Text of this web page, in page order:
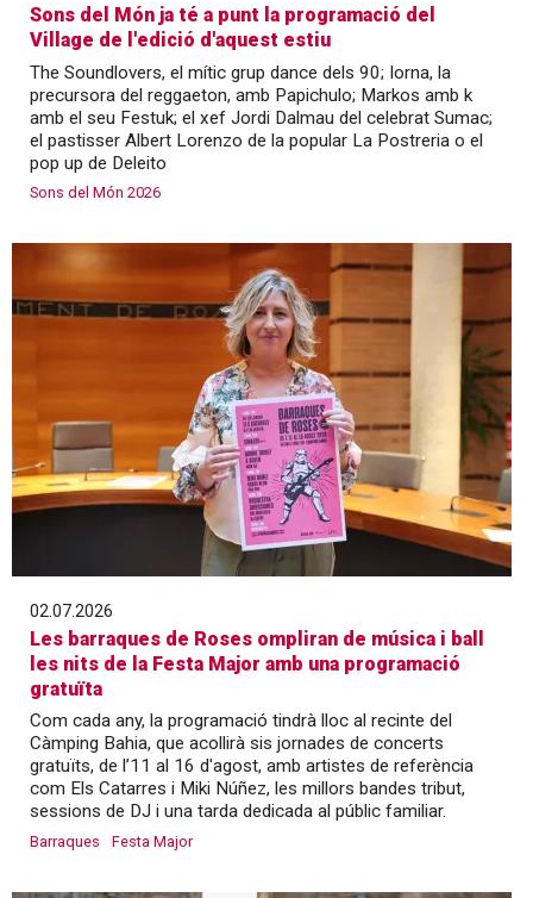
Sons del Món ja té a punt la programació del
Village de l'edició d'aquest estiu
The Soundlovers, el mític grup dance dels 90; Iorna, la
precursora del reggaeton, amb Papichulo; Markos amb k
amb el seu Festuk; el xef Jordi Dalmau del celebrat Sumac;
el pastisser Albert Lorenzo de la popular La Postreria o el
pop up de Deleito
Sons del Món 2026
02.07.2026
Les barraques de Roses ompliran de música i ball
les nits de la Festa Major amb una programació
gratuïta
Com cada any, la programació tindrà lloc al recinte del
Càmping Bahia, que acollirà sis jornades de concerts
gratuïts, de l’11 al 16 d'agost, amb artistes de referència
com Els Catarres i Miki Núñez, les millors bandes tribut,
sessions de DJ i una tarda dedicada al públic familiar.
Barraques Festa Major